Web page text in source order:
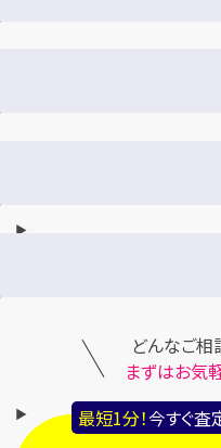
どんなご相
まずはお気
最短1分！今すぐ査